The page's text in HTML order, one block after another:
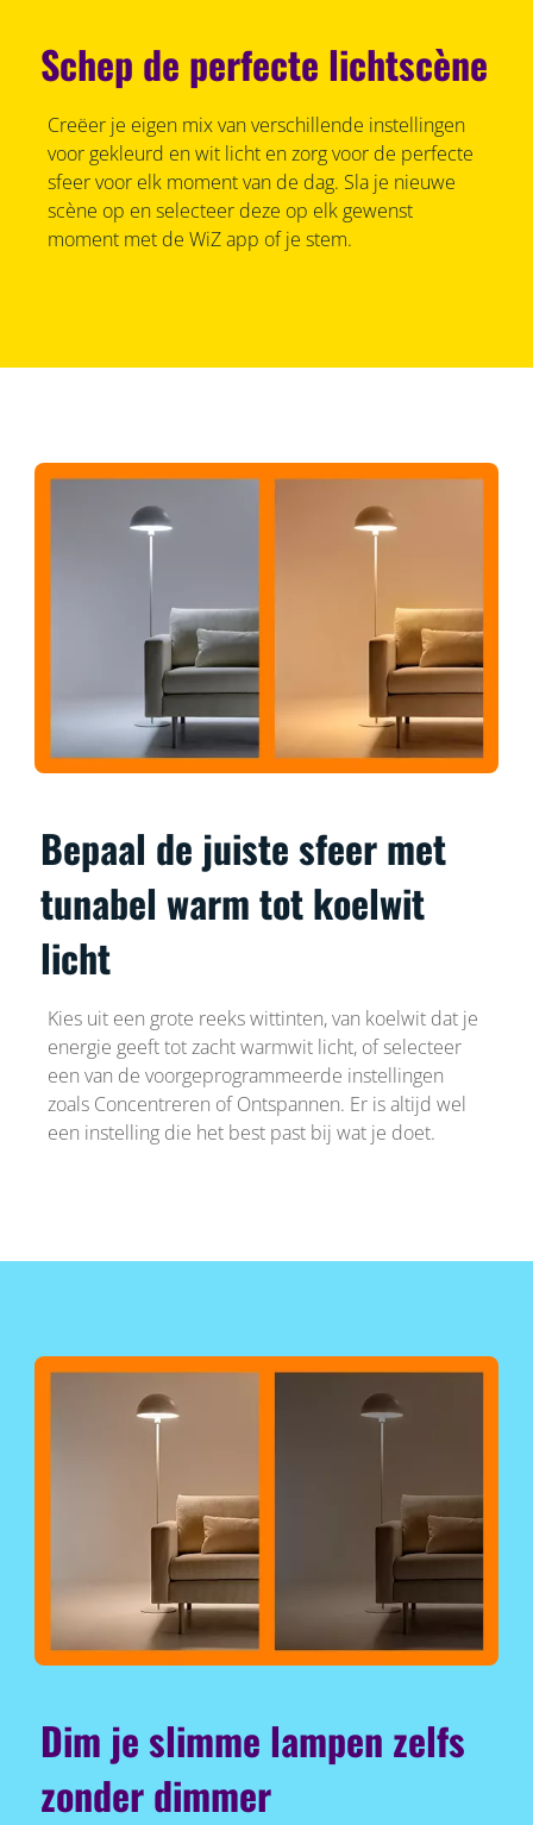
Schep de perfecte lichtscène
Creëer je eigen mix van verschillende instellingen
voor gekleurd en wit licht en zorg voor de perfecte
sfeer voor elk moment van de dag. Sla je nieuwe
scène op en selecteer deze op elk gewenst
moment met de WiZ app of je stem.
Bepaal de juiste sfeer met
tunabel warm tot koelwit
licht
Kies uit een grote reeks wittinten, van koelwit dat je
energie geeft tot zacht warmwit licht, of selecteer
een van de voorgeprogrammeerde instellingen
zoals Concentreren of Ontspannen. Er is altijd wel
een instelling die het best past bij wat je doet.
Dim je slimme lampen zelfs
zonder dimmer